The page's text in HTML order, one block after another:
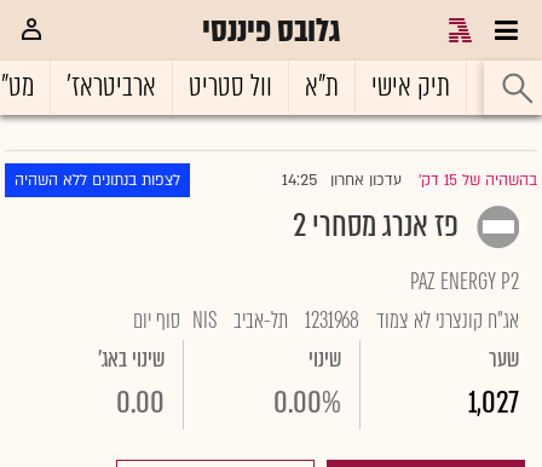
גלובס פיננסי
ראשי תיק אישי ת"א וול סטריט ארביטראז'
בהשהיה של 15 דק' |עדכון אחרון 14:25 לצפות בנתונים ללא השהיה
פז אנרג מסחרי 2
PAZ ENERGY P2
אג"ח קונצרני לא צמוד 1231968 תל-אביב NIS סוף יום
שער
1,027
שינוי
0.00%
שינוי באג'
0.00